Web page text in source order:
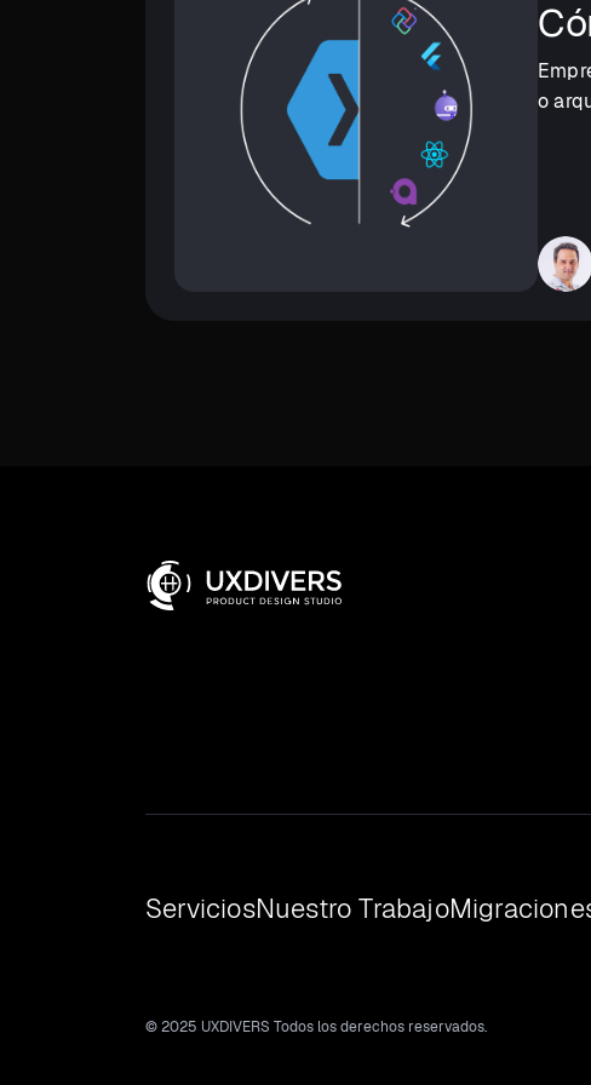
o
ServiciosNuestro Trabajo
© 2025 UXDIVERS Todos los derechos reservados.